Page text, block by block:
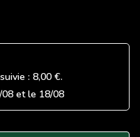
: 8,00 €.
08 et le 18/08